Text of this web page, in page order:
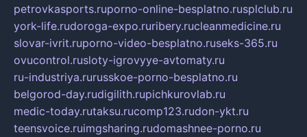
petrovkasports.ruporno-online-besplatno.rusplclub.ru
york-life.rudoroga-expo.ruribery.rucleanmedicine.ru
slovar-ivrit.ruporno-video-besplatno.ruseks-365.ru
ovucontrol.rusloty-igrovyye-avtomaty.ru
ru-industriya.rurusskoe-porno-besplatno.ru
belgorod-day.rudigilith.rupichkurovlab.ru
medic-today.rutaksu.rucomp123.rudon-ykt.ru
teensvoice.ruimgsharing.rudomashnee-porno.ru